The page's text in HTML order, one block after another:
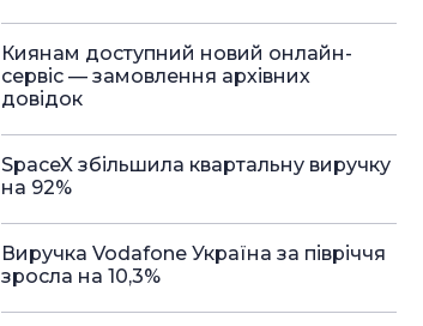
Киянам доступний новий онлайн-
сервіс — замовлення архівних
довідок
SpaceX збільшила квартальну виручку
на 92%
Виручка Vodafone Україна за півріччя
зросла на 10,3%